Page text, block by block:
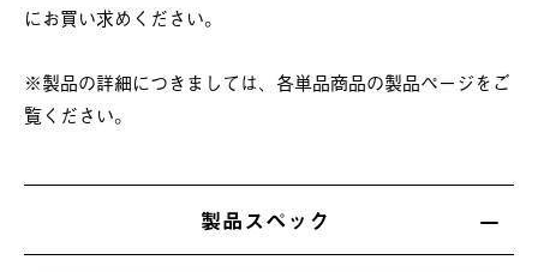
にお買い求めください。
※製品の詳細につきましては、各単品商品の製品ページをご
覧ください。
製品スペック